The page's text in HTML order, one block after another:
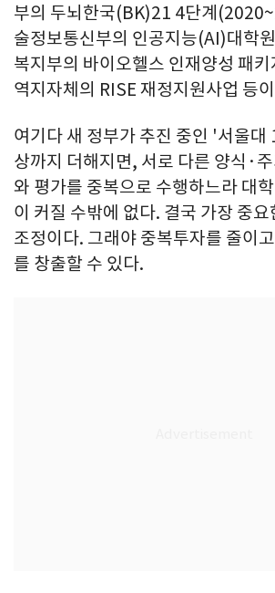
부의 두뇌한국(BK)21 4단계
술정보통신부의 인공지능(AI)대학
복지부의 바이오헬스 인재양성 패
역지자체의 RISE 재정지원사업 등
여기다 새 정부가 추진 중인 '서울대
상까지 더해지면, 서로 다른 양식·
와 평가를 중복으로 수행하느라 대
이 커질 수밖에 없다. 결국 가장 중
조정이다. 그래야 중복투자를 줄이
를 창출할 수 있다.